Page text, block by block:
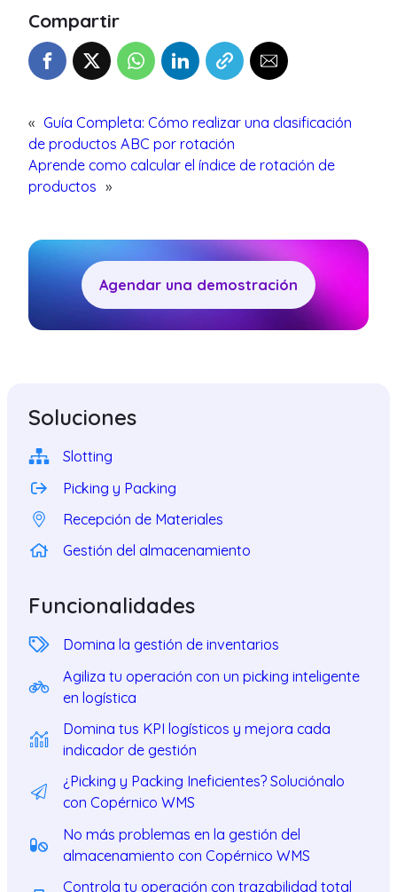
Compartir
« Guía Completa: Cómo realizar una clasificación
de productos ABC por rotación
Aprende como calcular el índice de rotación de
productos »
Agendar una demostración
Soluciones
Slotting
Picking y Packing
Recepción de Materiales
Gestión del almacenamiento
Funcionalidades
Domina la gestión de inventarios
Agiliza tu operación con un picking inteligente
en logística
Domina tus KPI logísticos y mejora cada
indicador de gestión
¿Picking y Packing Ineficientes? Soluciónalo
con Copérnico WMS
No más problemas en la gestión del
almacenamiento con Copérnico WMS
Controla tu operación con trazabilidad total